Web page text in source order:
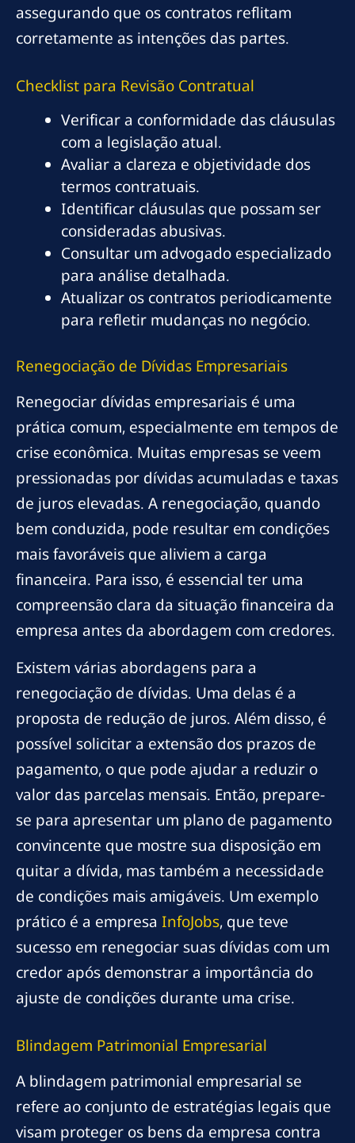
assegurando que os contratos reflitam
corretamente as intenções das partes.
Checklist para Revisão Contratual
Verificar a conformidade das cláusulas
com a legislação atual.
Avaliar a clareza e objetividade dos
termos contratuais.
Identificar cláusulas que possam ser
consideradas abusivas.
Consultar um advogado especializado
para análise detalhada.
Atualizar os contratos periodicamente
para refletir mudanças no negócio.
Renegociação de Dívidas Empresariais
Renegociar dívidas empresariais é uma
prática comum, especialmente em tempos de
crise econômica. Muitas empresas se veem
pressionadas por dívidas acumuladas e taxas
de juros elevadas. A renegociação, quando
bem conduzida, pode resultar em condições
mais favoráveis que aliviem a carga
financeira. Para isso, é essencial ter uma
compreensão clara da situação financeira da
empresa antes da abordagem com credores.
Existem várias abordagens para a
renegociação de dívidas. Uma delas é a
proposta de redução de juros. Além disso, é
possível solicitar a extensão dos prazos de
pagamento, o que pode ajudar a reduzir o
valor das parcelas mensais. Então, prepare-
se para apresentar um plano de pagamento
convincente que mostre sua disposição em
quitar a dívida, mas também a necessidade
de condições mais amigáveis. Um exemplo
prático é a empresa InfoJobs, que teve
sucesso em renegociar suas dívidas com um
credor após demonstrar a importância do
ajuste de condições durante uma crise.
Blindagem Patrimonial Empresarial
A blindagem patrimonial empresarial se
refere ao conjunto de estratégias legais que
visam proteger os bens da empresa contra